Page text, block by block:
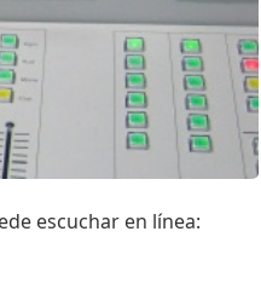
escuchar en línea: